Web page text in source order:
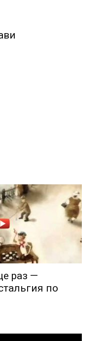
раз —
по